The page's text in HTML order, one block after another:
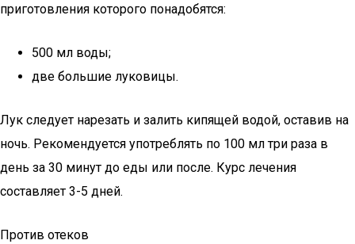
приготовления которого понадобятся:
500 мл воды;
две большие луковицы.
Лук следует нарезать и залить кипящей водой, оставив на
ночь. Рекомендуется употреблять по 100 мл три раза в
день за 30 минут до еды или после. Курс лечения
составляет 3-5 дней.
Против отеков